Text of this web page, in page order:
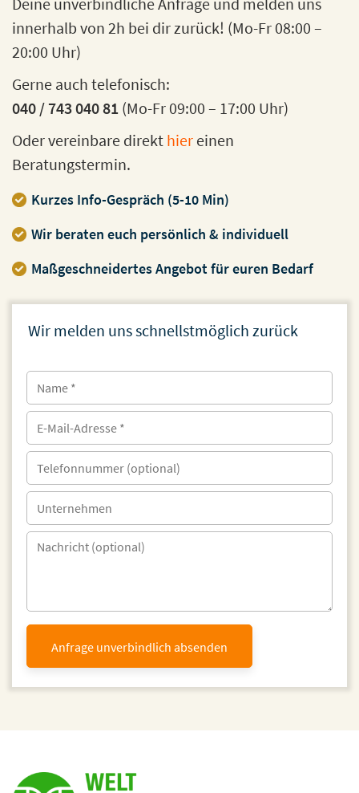
innerhalb von 2h bei dir zurück! (Mo-Fr 08:00 –
20:00 Uhr)
Gerne auch telefonisch:
040 / 743 040 81 (Mo-Fr 09:00 – 17:00 Uhr)
Oder vereinbare direkt hier einen
Beratungstermin.
Kurzes Info-Gespräch (5-10 Min)
Wir beraten euch persönlich & individuell
Maßgeschneidertes Angebot für euren Bedarf
Wir melden uns schnellstmöglich zurück